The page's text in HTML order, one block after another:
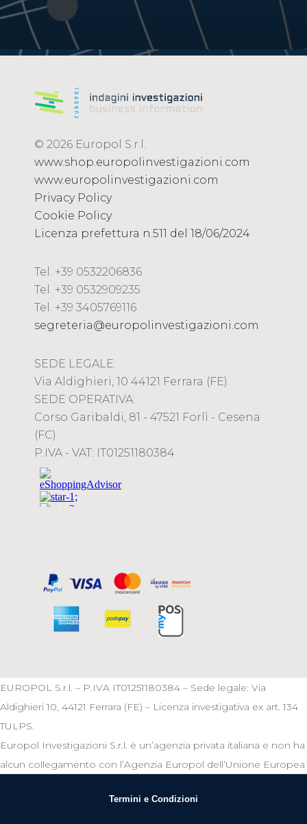
© 2026 Europol S.r.l.
www.shop.europolinvestigazioni.com
www.europolinvestigazioni.com
Privacy Policy
Cookie Policy
Licenza prefettura n.511 del 18/06/2024
Tel. +39 0532206836
Tel. +39 0532909235
Tel. +39 3405769116
segreteria@europolinvestigazioni.com
SEDE LEGALE:
Via Aldighieri, 10 44121 Ferrara (FE)
SEDE OPERATIVA:
Corso Garibaldi, 81 - 47521 Forlì - Cesena
(FC)
P.IVA - VAT: IT01251180384
EUROPOL S.r.l. – P.IVA IT01251180384 – Sede legale: Via
Aldighieri 10, 44121 Ferrara (FE) – Licenza investigativa ex art. 134
TULPS.
Europol Investigazioni S.r.l. è un’agenzia privata italiana e non ha
alcun collegamento con l’Agenzia Europol dell’Unione Europea
Termini e Condizioni